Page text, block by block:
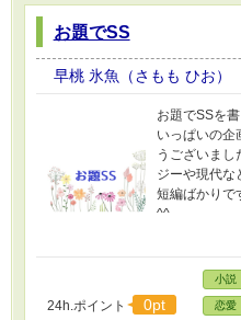
と会えない」
承の返事をし
ーマンが織
って結婚する
ー！！
お題でSS
早桃 氷魚（さもも ひお）
お題でSSを
いっぱいの企
うございまし
ジーや現代な
短編ばかりで
^^
24h.ポイント 0pt
小説
恋愛